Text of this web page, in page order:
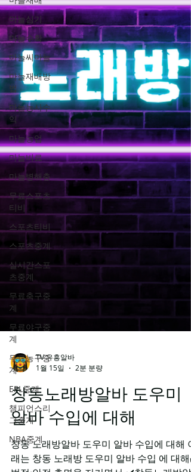
마늘심기
마늘수확
마늘씨마늘
마늘재배방
법
마늘농사수
익
마늘농업
마늘비료
마늘병해충
무료스포츠
티비
스포츠티비
스포츠중계
실시간스포
츠중계
무료축구중
계
무료야구중
계
무료농구중
계
EPL중계
챔피언스리
그중계
NBA중계
부담스러운 일은 없으며, 무엇보다 편안한 분
위기에서 일할 수 있도록 환경을 최우선으로
생각하고 있습니다. 근무 시간은 유연하게 조
율이 가능하여 본인의 일정에 맞게 선택할 수
있으며, 파트타임 및 풀타임 모두
TV 유흥알바
1월 15일
2분 분량